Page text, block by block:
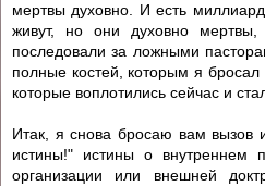
мертвы духовно. И есть
живут, но они духовно
последовали за ложными
полные костей, которым я
которые воплотились сейчас и
Итак, я снова бросаю вам вызов
истины!" истины о внутреннем
организации или внешней